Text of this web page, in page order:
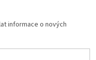
informace o nových